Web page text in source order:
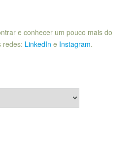
e conhecer um pouco mais do
redes: LinkedIn e Instagram.